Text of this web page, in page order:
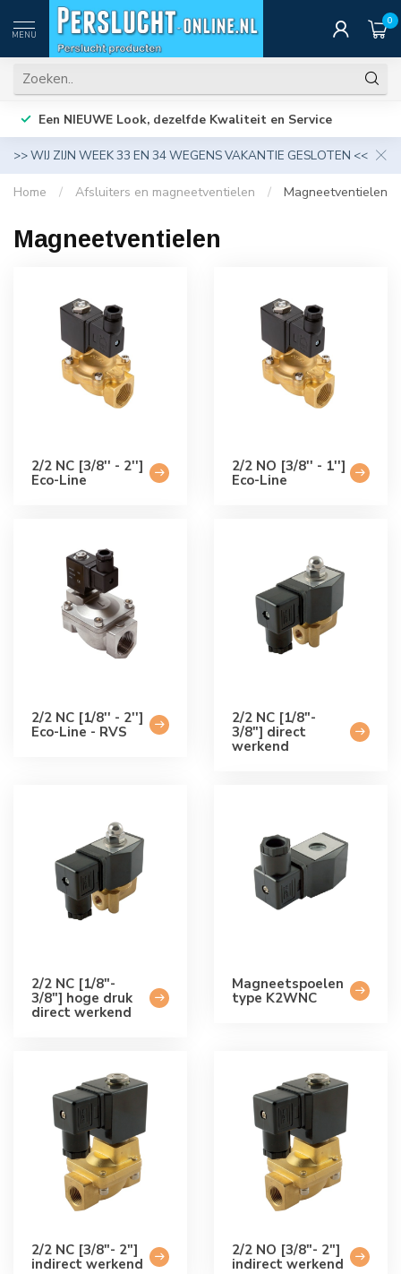
MENU
0
Een NIEUWE Look, dezelfde Kwaliteit en Service
>> WIJ ZIJN WEEK 33 EN 34 WEGENS VAKANTIE GESLOTEN <<
Home / Afsluiters en magneetventielen / Magneetventielen
Magneetventielen
2/2 NC [3/8'' - 2'']
Eco-Line
2/2 NO [3/8'' - 1'']
Eco-Line
2/2 NC [1/8'' - 2'']
Eco-Line - RVS
2/2 NC [1/8"-
3/8"] direct
werkend
2/2 NC [1/8"-
3/8"] hoge druk
direct werkend
Magneetspoelen
type K2WNC
2/2 NC [3/8"- 2"]
indirect werkend
2/2 NO [3/8"- 2"]
indirect werkend